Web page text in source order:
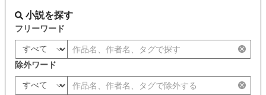
小説を探す
フリーワード
除外ワード